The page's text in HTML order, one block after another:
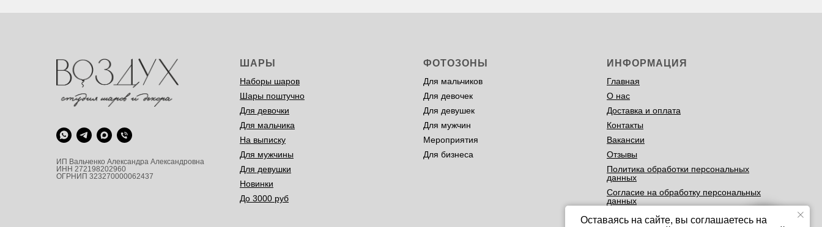
Оставаясь на сайте, вы соглашаетесь на
ИП Вальченко Александра Александровна
ИНН 272198202960
ОГРНИП 323270000062437
ШАРЫ
Наборы шаров
Шары поштучно
Для девочки
Для мальчика
На выписку
Для мужчины
Для девушки
Новинки
До 3000 руб
ФОТОЗОНЫ
Для мальчиков
Для девочек
Для девушек
Для мужчин
Мероприятия
Для бизнеса
ИНФОРМАЦИЯ
Главная
О нас
Доставка и оплата
Контакты
Вакансии
Отзывы
Политика обработки персональных
данных
Согласие на обработку персональных
данных